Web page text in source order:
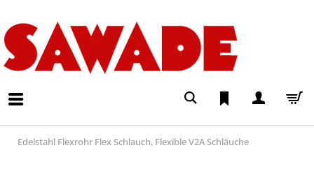
Edelstahl Flexrohr Flex Schlauch, Flexible V2A Schläuche